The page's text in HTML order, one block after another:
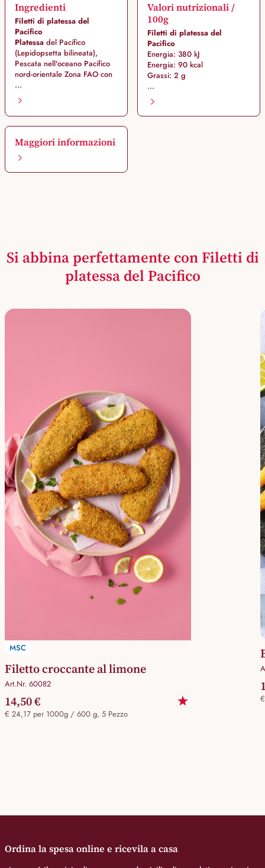
Ingredienti
Filetti di platessa del
Pacifico
Platessa del Pacifico
(Lepidopsetta bilineata),
Pescata nell'oceano Pacifico
nord-orientale Zona FAO con
...
Valori nutrizionali /
100g
Filetti di platessa del
Pacifico
Energia: 380 kJ
Energia: 90 kcal
Grassi: 2 g
...
Maggiori informazioni
Si abbina perfettamente con Filetti di
platessa del Pacifico
MSC
Filetto croccante al limone
Art.Nr. 60082
14,50 €
€ 24,17 per 1000g / 600 g, 5 Pezzo
Ordina la spesa online e ricevila a casa